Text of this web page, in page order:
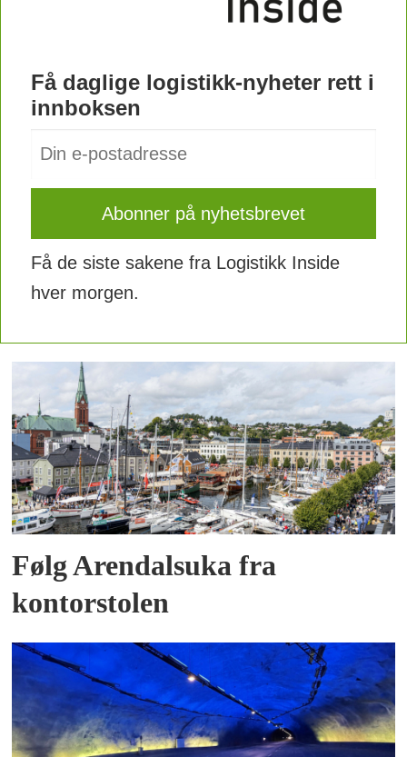
Få daglige logistikk-nyheter rett i
innboksen
Få de siste sakene fra Logistikk Inside
hver morgen.
Følg Arendalsuka fra
kontorstolen